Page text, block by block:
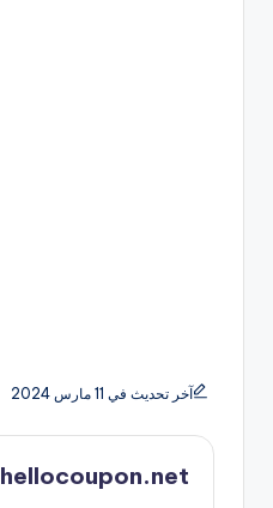
آخر تحديث في 11 مارس 2024
hellocoupon.net